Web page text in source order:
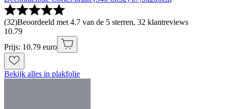
(32)Beoordeeld met 4.7 van de 5 sterren, 32 klantreviews
10.79
Prijs: 10.79 euro
Bekijk alles in plakfolie